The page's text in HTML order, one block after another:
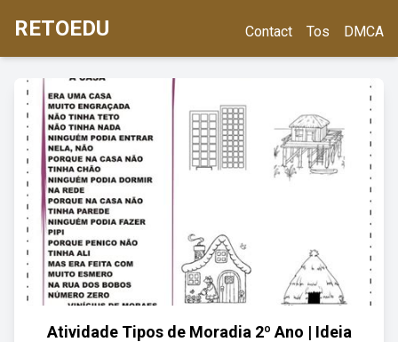
RETOEDU Contact Tos DMCA
Atividade Tipos de Moradia 2º Ano | Ideia